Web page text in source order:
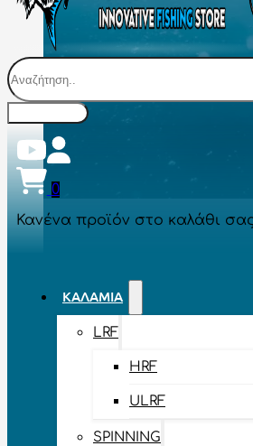
Αναζήτηση
0
Κανένα προϊόν στο καλάθι
ΚΑΛΆΜΙΑ
LRF
HRF
ULRF
SPINNING